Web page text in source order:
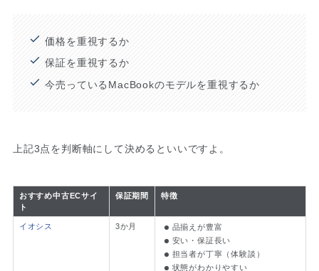
価格を重視するか
保証を重視するか
今売っているMacBookのモデルを重視するか
上記3点を判断軸にして決めるといいですよ。
おすすめ中古ECサイ
ト
保証期間 特徴
イオシス 3か月
品揃えが豊富
安い・保証長い
担当者が丁寧（体験談）
状態がわかりやすい